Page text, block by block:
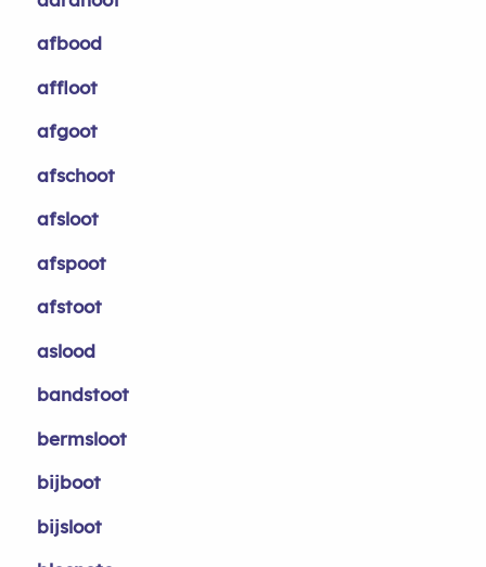
afbood
affloot
afgoot
afschoot
afsloot
afspoot
afstoot
aslood
bandstoot
bermsloot
bijboot
bijsloot